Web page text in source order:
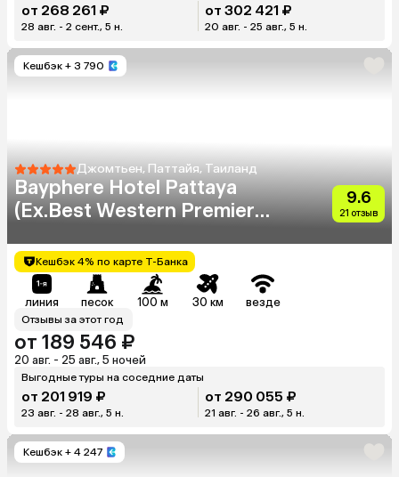
от 268 261 ₽
28 авг. - 2 сент., 5 н.
от 302 421 ₽
20 авг. - 25 авг., 5 н.
Кешбэк + 3 790
Джомтьен, Паттайя, Таиланд
Bayphere Hotel Pattaya
(Ex.Best Western Premier
9.6
21 отзыв
Кешбэк 4% по карте Т-Банка
линия песок 100 м 30 км везде
Отзывы за этот год
от 189 546 ₽
20 авг. - 25 авг., 5 ночей
Выгодные туры на соседние даты
от 201 919 ₽
23 авг. - 28 авг., 5 н.
от 290 055 ₽
21 авг. - 26 авг., 5 н.
Кешбэк + 4 247